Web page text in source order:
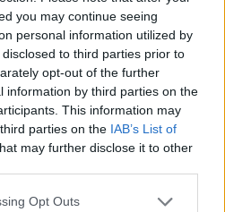
you may continue seeing
personal information utilized by
to third parties prior to
opt-out of the further
information by third parties on the
This information may
parties on the IAB’s List of
may further disclose it to other
Opt Outs
Βουλγαράκη ξεσπά για
φήμες χωρισμού με τον
«Διασταυρώστε
πληροφορία πριν
τη βλακεία σας»
ραδιοφώνου ανάρτησε
για την ερωτική της ζωή